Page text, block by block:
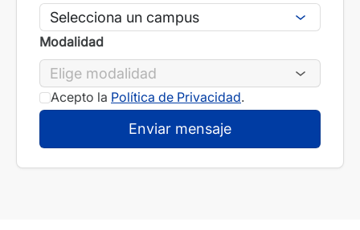
Modalidad
Acepto la Política de Privacidad.